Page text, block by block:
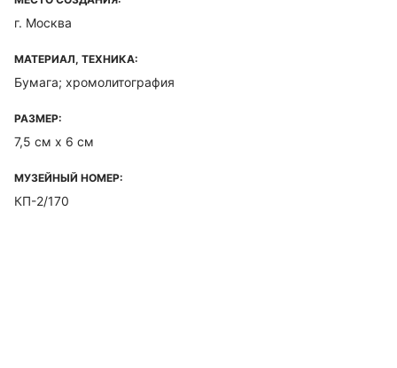
г. Москва
МАТЕРИАЛ, ТЕХНИКА:
Бумага; хромолитография
РАЗМЕР:
7,5 см х 6 см
МУЗЕЙНЫЙ НОМЕР:
КП-2/170